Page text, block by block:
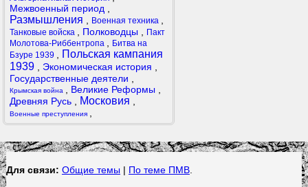
Межвоенный период
Размышления Военная техника
Танковые войска Полководцы
Пакт
Молотова-Риббентропа
Битва на
Бзуре 1939
Польская кампания
1939
Экономическая история
Государственные деятели
Крымская война Великие Реформы
Древняя Русь
Московия
Военные преступления
Для связи: Общие темы | По теме ПМВ.